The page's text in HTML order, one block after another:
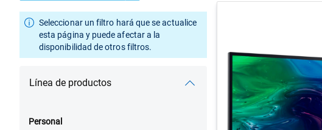
Seleccionar un filtro hará que se actualice
esta página y puede afectar a la
disponibilidad de otros filtros.
Línea de productos
Personal